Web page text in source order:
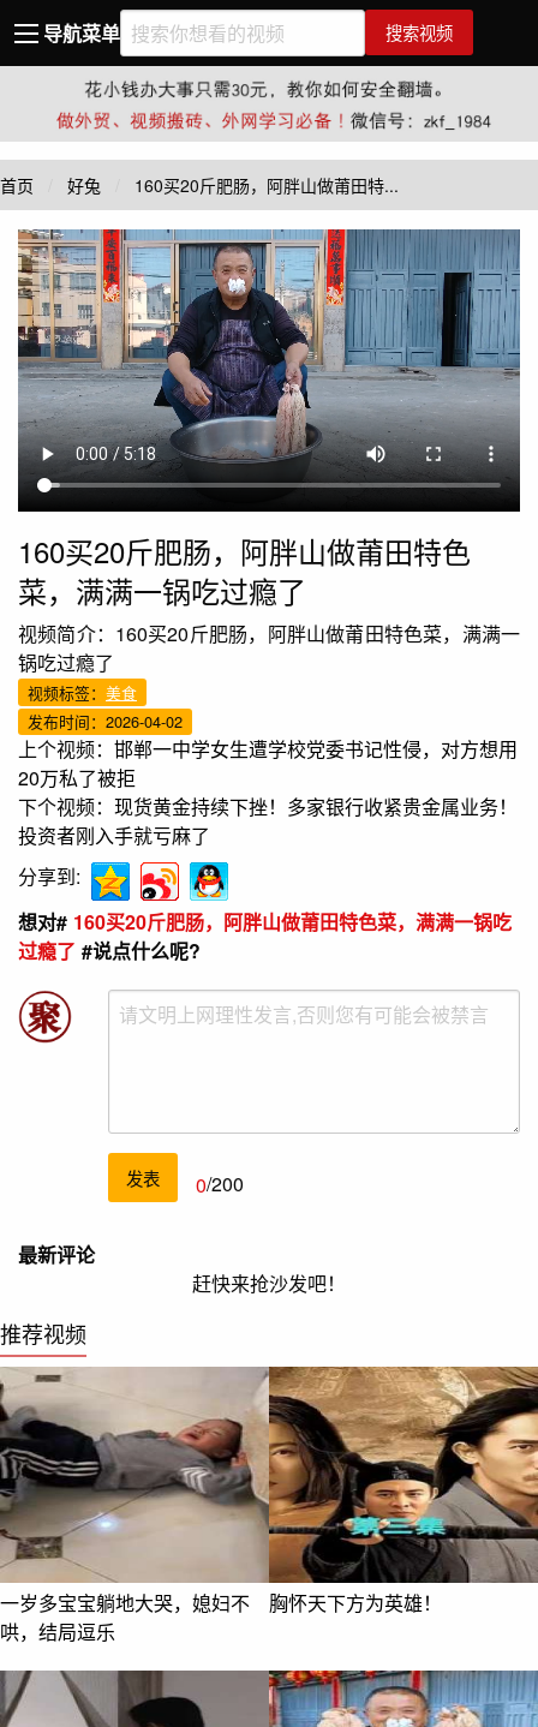
导航菜单 搜索视频
首页 好兔 160买20斤肥肠，阿胖山做莆田特...
160买20斤肥肠，阿胖山做莆田特色
菜，满满一锅吃过瘾了
视频简介：160买20斤肥肠，阿胖山做莆田特色菜，满满一
锅吃过瘾了
视频标签： 美食
发布时间：2026-04-02
上个视频： 邯郸一中学女生遭学校党委书记性侵，对方想用
20万私了被拒
下个视频： 现货黄金持续下挫！多家银行收紧贵金属业务！
投资者刚入手就亏麻了
分享到:
想对# 160买20斤肥肠，阿胖山做莆田特色菜，满满一锅吃
过瘾了 #说点什么呢?
发表 0/200
最新评论
赶快来抢沙发吧！
推荐视频
一岁多宝宝躺地大哭，媳妇不
哄，结局逗乐
胸怀天下方为英雄！